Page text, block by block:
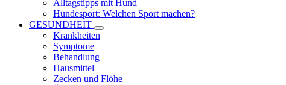
Alltagstipps mit Hund
Hundesport: Welchen Sport machen?
GESUNDHEIT
Krankheiten
Symptome
Behandlung
Hausmittel
Zecken und Flöhe